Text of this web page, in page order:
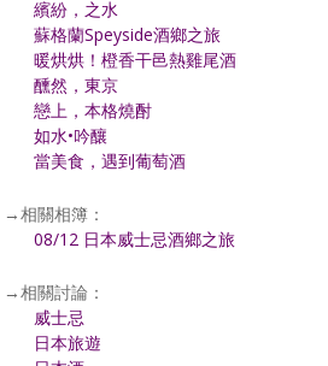
繽紛，之水
蘇格蘭Speyside酒鄉之旅
暖烘烘！橙香干邑熱雞尾酒
醺然，東京
戀上，本格燒酎
如水•吟釀
當美食，遇到葡萄酒
→相關相簿：
08/12 日本威士忌酒鄉之旅
→相關討論：
威士忌
日本旅遊